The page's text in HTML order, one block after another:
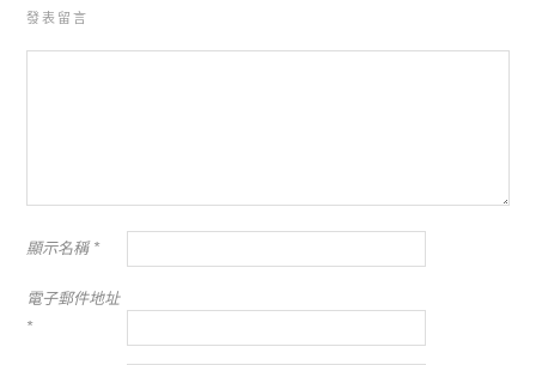
發表留言
顯示名稱 *
電子郵件地址
*